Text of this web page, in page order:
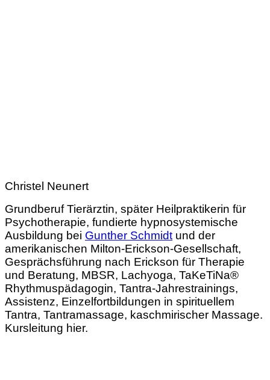
Christel Neunert
Grundberuf Tierärztin, später Heilpraktikerin für
Psychotherapie, fundierte hypnosystemische
Ausbildung bei Gunther Schmidt und der
amerikanischen Milton-Erickson-Gesellschaft,
Gesprächsführung nach Erickson für Therapie
und Beratung, MBSR, Lachyoga, TaKeTiNa®
Rhythmuspädagogin, Tantra-Jahrestrainings,
Assistenz, Einzelfortbildungen in spirituellem
Tantra, Tantramassage, kaschmirischer Massage.
Kursleitung hier.